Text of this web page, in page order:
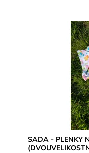
SADA - PLENKY